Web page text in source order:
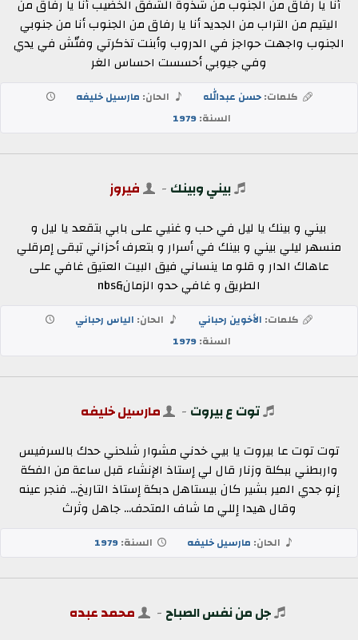
أنا يا رفاق من الجنوب من شذوة الشفق الخضيب أنا يا رفاق من
اليتيم من التراب من الجديد أنا يا رفاق من الجنوب أنا من جنوبي
الجنوب واجهت حواجز في الدروب وأبنت تذكرتي وفتّش في يدي
وفي جيوبي أحسست احساس الغر
كلمات:حسن عبدالله الحان: مارسيل خليفه
السنة:1979
بيني وبينك - فيروز
بيني و بينك يا ليل في حب و غنيي على بابي بتقعد يا ليل و
منسهر ليلي بيني و بينك في أسرار و بتعرف أحزاني تبقى إمرقلي
عاهاك الدار و قلو ما ينساني فيق البيت العتيق غافي على
الطريق و غافي حدو الزمان&nbs
كلمات: الأخوين رحباني الحان: الياس رحباني
السنة:1979
توت ع بيروت - مارسيل خليفه
توت توت عا بيروت يا بيي خدني مشوار شلحني حدك بالسرفيس
واربطني ببكلة وزنار قال لي إستاذ الإنشاء قبل ساعة من الفكة
إنو جدي المير بشير كان بيستاهل دبكة إستاذ التاريخ... فنجر عينه
وقال هيدا إللي ما شاف المتحف... جاهل وثرث
الحان: مارسيل خليفه السنة:1979
جل من نفس الصباح - محمد عبده